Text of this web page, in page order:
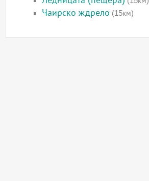
Чаирско ждрело (15км)